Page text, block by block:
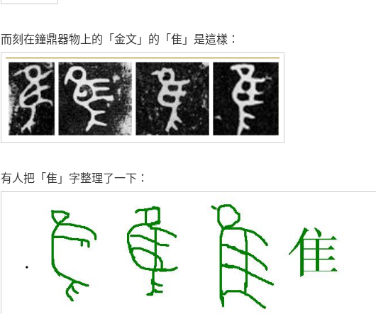
而刻在鐘鼎器物上的「金文」的「隹」是這樣：
有人把「隹」字整理了一下：